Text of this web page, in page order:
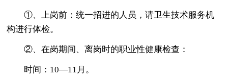
①、上岗前：统一招进的人员，请卫生技术服务机
构进行体检。
②、在岗期间、离岗时的职业性健康检查：
时间：10—11月。